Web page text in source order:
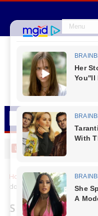
C 2026 da Coprossel e
Home Sicredi
Sicredi
do Sul a Reunião de
Sicredi Grandes